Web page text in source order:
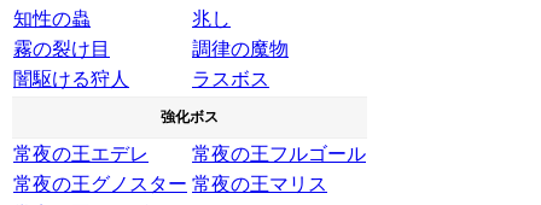
知性の蟲
兆し
霧の裂け目
調律の魔物
闇駆ける狩人
ラスボス
強化ボス
常夜の王エデレ
常夜の王フルゴール
常夜の王グノスター 常夜の王マリス